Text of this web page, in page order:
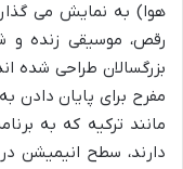
هوا) به نمایش می
رقص، موسیقی زنده و
بزرگسالان طراحی شده
مفرح برای پایان دادن
مانند ترکیه که به
دارند، سطح انیمیشن